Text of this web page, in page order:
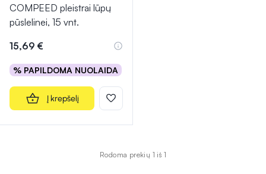
COMPEED pleistrai lūpų
pūslelinei, 15 vnt.
15,69 €
% PAPILDOMA NUOLAIDA
Į krepšelį
Rodoma prekių 1 iš 1